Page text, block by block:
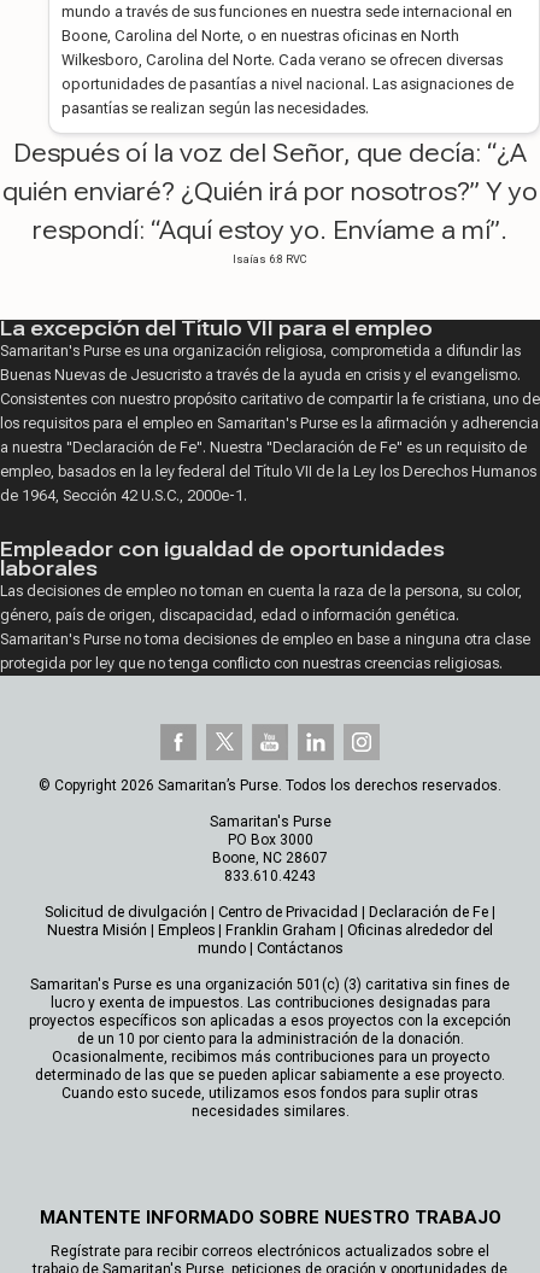
mundo a través de sus funciones en nuestra sede internacional en
Boone, Carolina del Norte, o en nuestras oficinas en North
Wilkesboro, Carolina del Norte. Cada verano se ofrecen diversas
oportunidades de pasantías a nivel nacional. Las asignaciones de
pasantías se realizan según las necesidades.
Después oí la voz del Señor, que decía: “¿A
quién enviaré? ¿Quién irá por nosotros?” Y yo
respondí: “Aquí estoy yo. Envíame a mí”.
Isaías 6:8 RVC
La excepción del Título VII para el empleo
Samaritan's Purse es una organización religiosa, comprometida a difundir las
Buenas Nuevas de Jesucristo a través de la ayuda en crisis y el evangelismo.
Consistentes con nuestro propósito caritativo de compartir la fe cristiana, uno de
los requisitos para el empleo en Samaritan's Purse es la afirmación y adherencia
a nuestra "Declaración de Fe". Nuestra "Declaración de Fe" es un requisito de
empleo, basados en la ley federal del Título VII de la Ley los Derechos Humanos
de 1964, Sección 42 U.S.C., 2000e-1.
Empleador con igualdad de oportunidades
laborales
Las decisiones de empleo no toman en cuenta la raza de la persona, su color,
género, país de origen, discapacidad, edad o información genética.
Samaritan's Purse no toma decisiones de empleo en base a ninguna otra clase
protegida por ley que no tenga conflicto con nuestras creencias religiosas.
© Copyright 2026 Samaritan’s Purse. Todos los derechos reservados.
Samaritan's Purse
PO Box 3000
Boone, NC 28607
833.610.4243
Solicitud de divulgación | Centro de Privacidad | Declaración de Fe |
Nuestra Misión | Empleos | Franklin Graham | Oficinas alrededor del
mundo | Contáctanos
Samaritan's Purse es una organización 501(c) (3) caritativa sin fines de
lucro y exenta de impuestos. Las contribuciones designadas para
proyectos específicos son aplicadas a esos proyectos con la excepción
de un 10 por ciento para la administración de la donación.
Ocasionalmente, recibimos más contribuciones para un proyecto
determinado de las que se pueden aplicar sabiamente a ese proyecto.
Cuando esto sucede, utilizamos esos fondos para suplir otras
necesidades similares.
MANTENTE INFORMADO SOBRE NUESTRO TRABAJO
Regístrate para recibir correos electrónicos actualizados sobre el
trabajo de Samaritan's Purse, peticiones de oración y oportunidades de